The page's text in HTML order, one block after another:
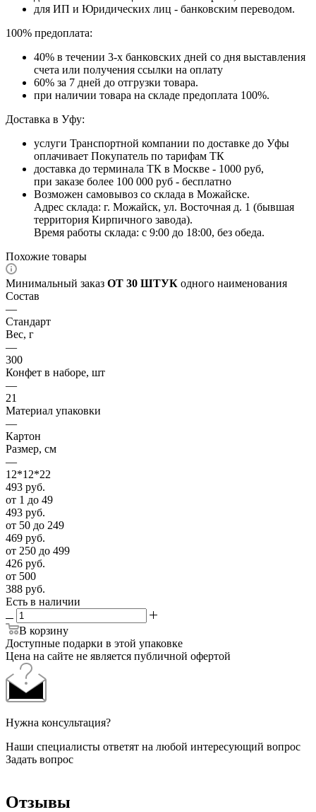
для ИП и Юридических лиц - банковским переводом.
100% предоплата:
40% в течении 3-х банковских дней со дня выставления
счета или получения ссылки на оплату
60% за 7 дней до отгрузки товара.
при наличии товара на складе предоплата 100%.
Доставка в Уфу:
услуги Транспортной компании по доставке до Уфы
оплачивает Покупатель по тарифам ТК
доставка до терминала ТК в Москве - 1000 руб,
при заказе более 100 000 руб - бесплатно
Возможен самовывоз со склада в Можайске.
Адрес склада: г. Можайск, ул. Восточная д. 1 (бывшая
территория Кирпичного завода).
Время работы склада: с 9:00 до 18:00, без обеда.
Похожие товары
Минимальный заказ ОТ 30 ШТУК одного наименования
Состав
—
Стандарт
Вес, г
—
300
Конфет в наборе, шт
—
21
Материал упаковки
—
Картон
Размер, см
—
12*12*22
493 руб.
от 1 до 49
493 руб.
от 50 до 249
469 руб.
от 250 до 499
426 руб.
от 500
388 руб.
Есть в наличии
В корзину
Доступные подарки в этой упаковке
Цена на сайте не является публичной офертой
Нужна консультация?
Наши специалисты ответят на любой интересующий вопрос
Задать вопрос
Отзывы